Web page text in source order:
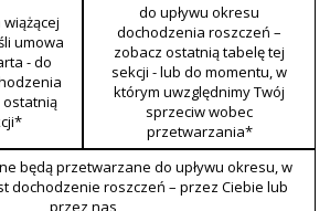
umowa
- do
ostatnią
do upływu okresu
dochodzenia roszczeń –
zobacz ostatnią tabelę tej
sekcji - lub do momentu, w
którym uwzględnimy Twój
sprzeciw wobec
przetwarzania*
będą przetwarzane do upływu okresu, w
dochodzenie roszczeń – przez Ciebie lub
przez nas